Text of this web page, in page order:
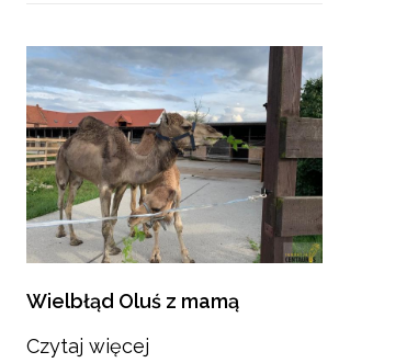
Wielbłąd Oluś z mamą
Czytaj więcej